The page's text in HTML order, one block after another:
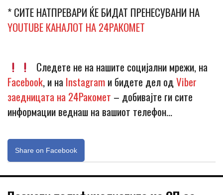
* СИТЕ НАТПРЕВАРИ ЌЕ БИДАТ ПРЕНЕСУВАНИ НА
YOUTUBE КАНАЛОТ НА 24РАКОМЕТ
Следете не на нашите социјални мрежи, на
Facebook, и на Instagramи бидете дел одViber
заедницата на 24Ракомет – добивајте ги сите
информации веднаш на вашиот телефон…
Share on Facebook